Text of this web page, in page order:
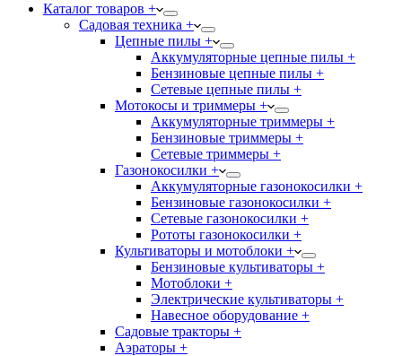
Каталог товаров +
Садовая техника +
Цепные пилы +
Аккумуляторные цепные пилы +
Бензиновые цепные пилы +
Сетевые цепные пилы +
Мотокосы и триммеры +
Аккумуляторные триммеры +
Бензиновые триммеры +
Сетевые триммеры +
Газонокосилки +
Аккумуляторные газонокосилки +
Бензиновые газонокосилки +
Сетевые газонокосилки +
Рототы газонокосилки +
Культиваторы и мотоблоки +
Бензиновые культиваторы +
Мотоблоки +
Электрические культиваторы +
Навесное оборудование +
Садовые тракторы +
Аэраторы +